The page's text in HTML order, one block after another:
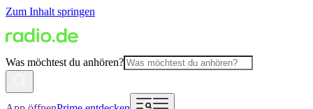
Zum Inhalt springen
Was möchtest du anhören?